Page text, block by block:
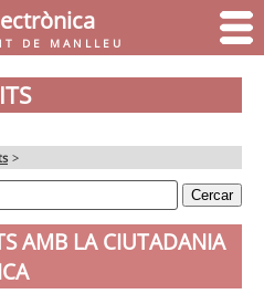
DE MANLLEU
>
AMB LA CIUTADANIA